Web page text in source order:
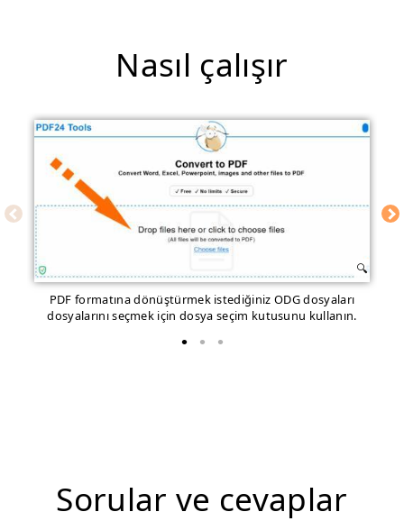
Nasıl çalışır
PDF formatına dönüştürmek istediğiniz ODG dosyaları
dosyalarını seçmek için dosya seçim kutusunu kullanın.
Sorular ve cevaplar